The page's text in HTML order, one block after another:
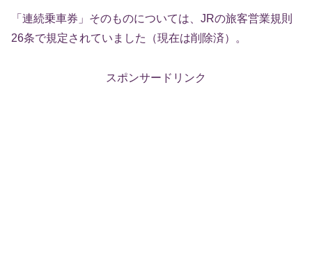
「連続乗車券」そのものについては、JRの旅客営業規則
26条で規定されていました（現在は削除済）。
スポンサードリンク